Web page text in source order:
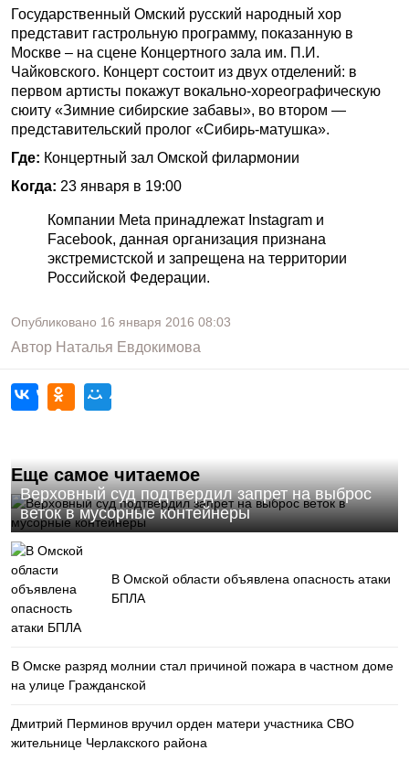
Государственный Омский русский народный хор
представит гастрольную программу, показанную в
Москве – на сцене Концертного зала им. П.И.
Чайковского. Концерт состоит из двух отделений: в
первом артисты покажут вокально-хореографическую
сюиту «Зимние сибирские забавы», во втором —
представительский пролог «Сибирь-матушка».
Где: Концертный зал Омской филармонии
Когда: 23 января в 19:00
Компании Meta принадлежат Instagram и
Facebook, данная организация признана
экстремистской и запрещена на территории
Российской Федерации.
Опубликовано 16 января 2016 08:03
Автор Наталья Евдокимова
Еще самое читаемое
Верховный суд подтвердил запрет на выброс
веток в мусорные контейнеры
В Омской области объявлена опасность атаки
БПЛА
В Омске разряд молнии стал причиной пожара в частном доме
на улице Гражданской
Дмитрий Перминов вручил орден матери участника СВО
жительнице Черлакского района